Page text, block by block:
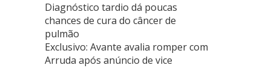
Diagnóstico tardio dá poucas
chances de cura do câncer de
pulmão
Exclusivo: Avante avalia romper com
Arruda após anúncio de vice